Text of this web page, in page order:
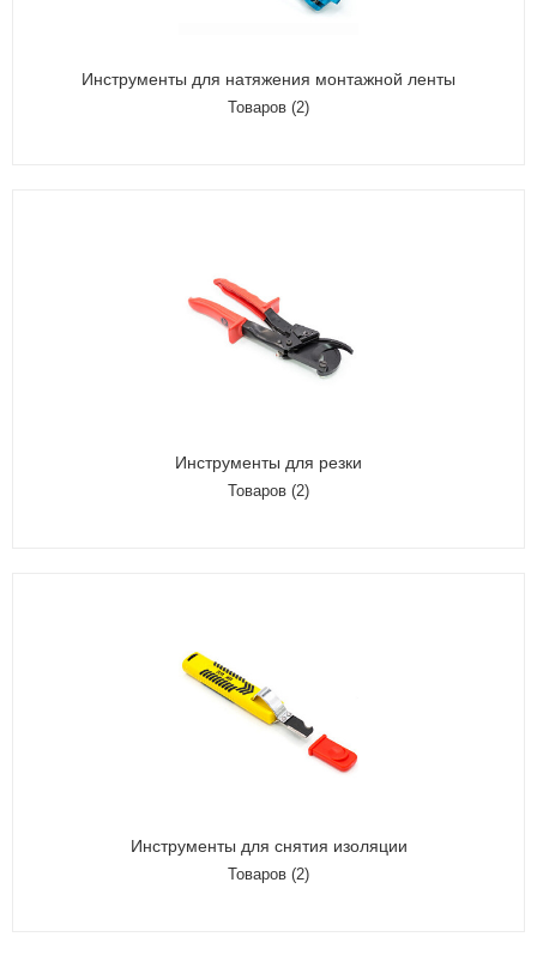
Инструменты для натяжения монтажной ленты
Товаров (2)
Инструменты для резки
Товаров (2)
Инструменты для снятия изоляции
Товаров (2)